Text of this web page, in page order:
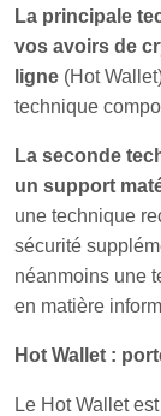
La principale
vos avoirs de
ligne (Hot
technique
La seconde
un support
une technique
sécurité
néanmoins une
en matière
Hot Wallet :
Le Hot Wallet